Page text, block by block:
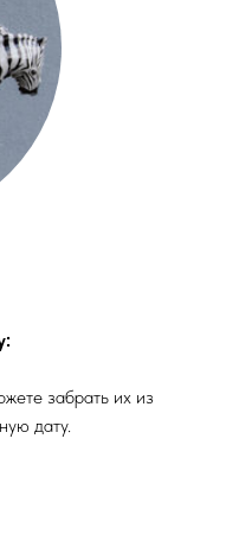
забрать их из
дату.